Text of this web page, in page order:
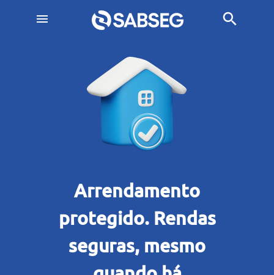
menu search
Arrendamento
protegido. Rendas
seguras, mesmo